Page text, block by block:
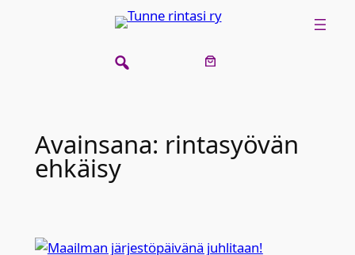
Avainsana: rintasyövän
ehkäisy